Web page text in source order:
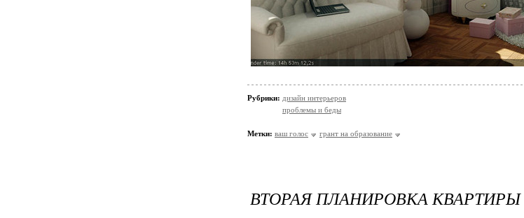
Рубрики: дизайн интерьеров
проблемы и беды
Метки: ваш голос грант на образование
ВТОРАЯ ПЛАНИРОВКА КВАРТИРЫ